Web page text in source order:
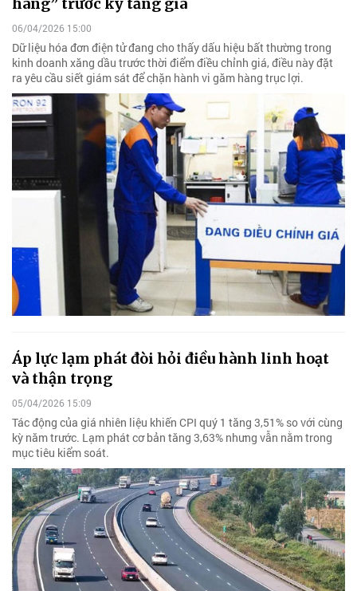
hàng” trước kỳ tăng giá
06/04/2026 15:00
Dữ liệu hóa đơn điện tử đang cho thấy dấu hiệu bất thường trong
kinh doanh xăng dầu trước thời điểm điều chỉnh giá, điều này đặt
ra yêu cầu siết giám sát để chặn hành vi găm hàng trục lợi.
Áp lực lạm phát đòi hỏi điều hành linh hoạt
và thận trọng
05/04/2026 15:09
Tác động của giá nhiên liệu khiến CPI quý 1 tăng 3,51% so với cùng
kỳ năm trước. Lạm phát cơ bản tăng 3,63% nhưng vẫn nằm trong
mục tiêu kiểm soát.